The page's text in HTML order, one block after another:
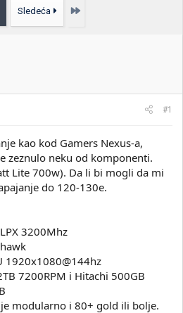
a
k
Sledeća Poslednja
#1
kao kod Gamers Nexus-a,
zeznulo neku od komponenti.
Lite 700w). Da li bi mogli da mi
do 120-130e.
3200Mhz
1920x1080@144hz
7200RPM i Hitachi 500GB
modularno i 80+ gold ili bolje.